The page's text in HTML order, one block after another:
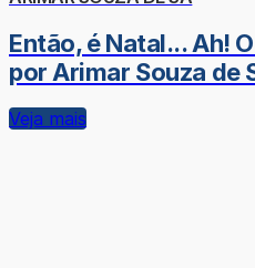
Então, é Natal... Ah!
por Arimar Souza de
Veja mais